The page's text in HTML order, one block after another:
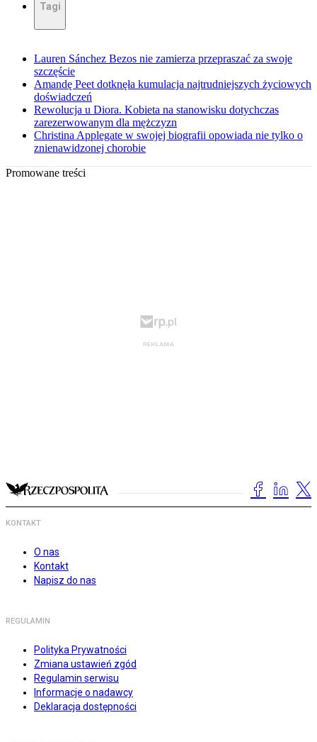
Tagi
Lauren Sánchez Bezos nie zamierza przepraszać za swoje
szczęście
Amandę Peet dotknęła kumulacja najtrudniejszych życiowych
doświadczeń
Rewolucja u Diora. Kobieta na stanowisku dotychczas
zarezerwowanym dla mężczyzn
Christina Applegate w swojej biografii opowiada nie tylko o
znienawidzonej chorobie
Promowane treści
KONTAKT
O nas
Kontakt
Napisz do nas
REGULAMIN
Polityka Prywatności
Zmiana ustawień zgód
Regulamin serwisu
Informacje o nadawcy
Deklaracja dostępności